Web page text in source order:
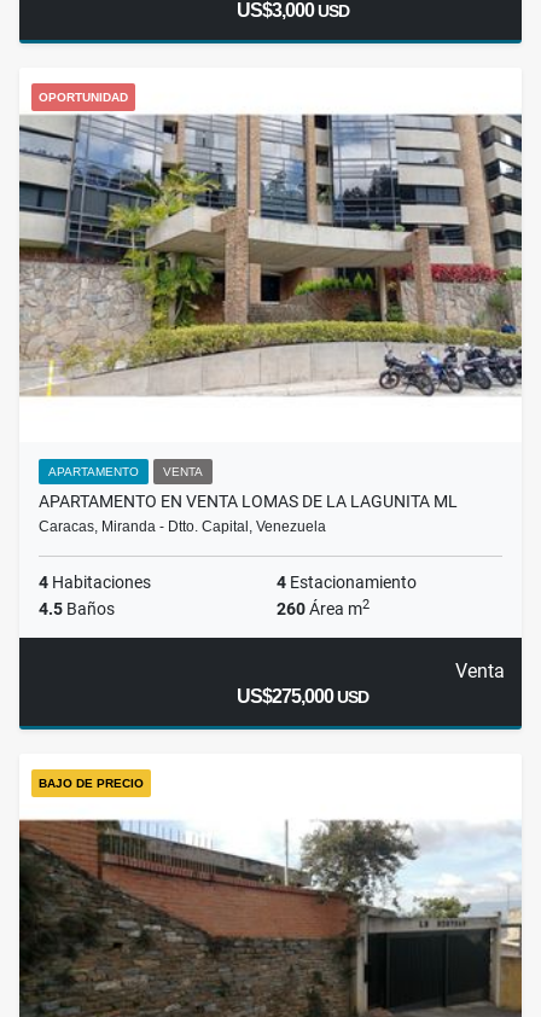
US$3,000USD
OPORTUNIDAD
APARTAMENTO VENTA
APARTAMENTO EN VENTA LOMAS DE LA LAGUNITA ML
Caracas, Miranda - Dtto. Capital, Venezuela
4 Habitaciones 4 Estacionamiento
4.5 Baños 260Área m2
Venta
US$275,000USD
BAJO DE PRECIO